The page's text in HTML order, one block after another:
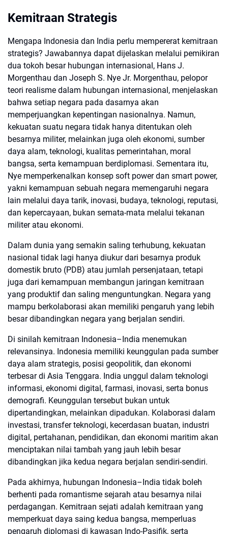
Kemitraan Strategis
Mengapa Indonesia dan India perlu mempererat kemitraan
strategis? Jawabannya dapat dijelaskan melalui pemikiran
dua tokoh besar hubungan internasional, Hans J.
Morgenthau dan Joseph S. Nye Jr. Morgenthau, pelopor
teori realisme dalam hubungan internasional, menjelaskan
bahwa setiap negara pada dasarnya akan
memperjuangkan kepentingan nasionalnya. Namun,
kekuatan suatu negara tidak hanya ditentukan oleh
besarnya militer, melainkan juga oleh ekonomi, sumber
daya alam, teknologi, kualitas pemerintahan, moral
bangsa, serta kemampuan berdiplomasi. Sementara itu,
Nye memperkenalkan konsep soft power dan smart power,
yakni kemampuan sebuah negara memengaruhi negara
lain melalui daya tarik, inovasi, budaya, teknologi, reputasi,
dan kepercayaan, bukan semata-mata melalui tekanan
militer atau ekonomi.
Dalam dunia yang semakin saling terhubung, kekuatan
nasional tidak lagi hanya diukur dari besarnya produk
domestik bruto (PDB) atau jumlah persenjataan, tetapi
juga dari kemampuan membangun jaringan kemitraan
yang produktif dan saling menguntungkan. Negara yang
mampu berkolaborasi akan memiliki pengaruh yang lebih
besar dibandingkan negara yang berjalan sendiri.
Di sinilah kemitraan Indonesia–India menemukan
relevansinya. Indonesia memiliki keunggulan pada sumber
daya alam strategis, posisi geopolitik, dan ekonomi
terbesar di Asia Tenggara. India unggul dalam teknologi
informasi, ekonomi digital, farmasi, inovasi, serta bonus
demografi. Keunggulan tersebut bukan untuk
dipertandingkan, melainkan dipadukan. Kolaborasi dalam
investasi, transfer teknologi, kecerdasan buatan, industri
digital, pertahanan, pendidikan, dan ekonomi maritim akan
menciptakan nilai tambah yang jauh lebih besar
dibandingkan jika kedua negara berjalan sendiri-sendiri.
Pada akhirnya, hubungan Indonesia–India tidak boleh
berhenti pada romantisme sejarah atau besarnya nilai
perdagangan. Kemitraan sejati adalah kemitraan yang
memperkuat daya saing kedua bangsa, memperluas
pengaruh diplomasi di kawasan Indo-Pasifik, serta